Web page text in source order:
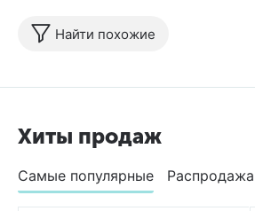
Найти похожие
Хиты продаж
Самые популярные Распродажа